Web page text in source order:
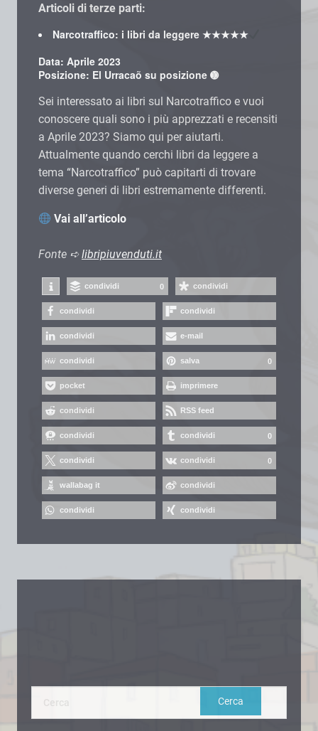
Articoli di terze parti:
Narcotraffico: i libri da leggere ★★★★★
Data: Aprile 2023
Posizione: El Urracaõ su posizione ➓
Sei interessato ai libri sul Narcotraffico e vuoi
conoscere quali sono i più apprezzati e recensiti
a Aprile 2023? Siamo qui per aiutarti.
Attualmente quando cerchi libri da leggere a
tema “Narcotraffico” può capitarti di trovare
diverse generi di libri estremamente differenti.
Vai all’articolo
Fonte ➪ libripiuvenduti.it
condividi 0 condividi
condividi condividi
condividi e-mail
condividi salva 0
pocket imprimere
condividi RSS feed
condividi condividi 0
condividi condividi 0
wallabag it condividi
condividi condividi